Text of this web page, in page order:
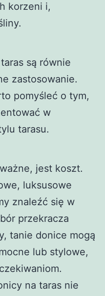
korzeni i,
są równie
zastosowanie.
pomyśleć o tym,
w
tarasu.
jest koszt.
luksusowe
znaleźć się w
przekracza
tanie donice mogą
lub stylowe,
na taras nie